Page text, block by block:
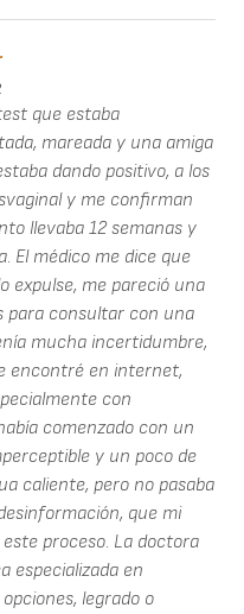
que estaba
mareada y una amiga
dando positivo, a los
y me confirman
llevaba 12 semanas y
El médico me dice que
expulse, me pareció una
para consultar con una
mucha incertidumbre,
encontré en internet,
con
comenzado con un
y un poco de
caliente, pero no pasaba
que mi
proceso. La doctora
especializada en
legrado o